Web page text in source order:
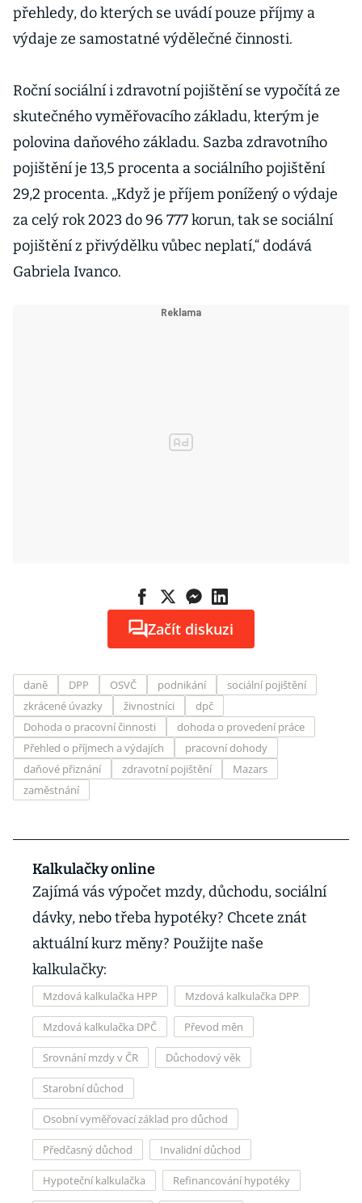
přehledy, do kterých se uvádí pouze příjmy a
výdaje ze samostatné výdělečné činnosti.
Roční sociální i zdravotní pojištění se vypočítá ze
skutečného vyměřovacího základu, kterým je
polovina daňového základu. Sazba zdravotního
pojištění je 13,5 procenta a sociálního pojištění
29,2 procenta. „Když je příjem ponížený o výdaje
za celý rok 2023 do 96 777 korun, tak se sociální
pojištění z přivýdělku vůbec neplatí,“ dodává
Gabriela Ivanco.
Začít diskuzi
daně DPP OSVČ podnikání
sociální pojištění
zkrácené úvazky
živnostníci
dpč
Dohoda o pracovní činnosti
dohoda o provedení práce
Přehled o příjmech a výdajích
pracovní dohody
daňové přiznání
zdravotní pojištění
Mazars
zaměstnání
Kalkulačky online
Zajímá vás výpočet mzdy, důchodu, sociální
dávky, nebo třeba hypotéky? Chcete znát
aktuální kurz měny? Použijte naše
kalkulačky:
Mzdová kalkulačka HPP Mzdová kalkulačka DPP
Mzdová kalkulačka DPČ Převod měn
Srovnání mzdy v ČR Důchodový věk
Starobní důchod
Osobní vyměřovací základ pro důchod
Předčasný důchod Invalidní důchod
Hypoteční kalkulačka Refinancování hypotéky